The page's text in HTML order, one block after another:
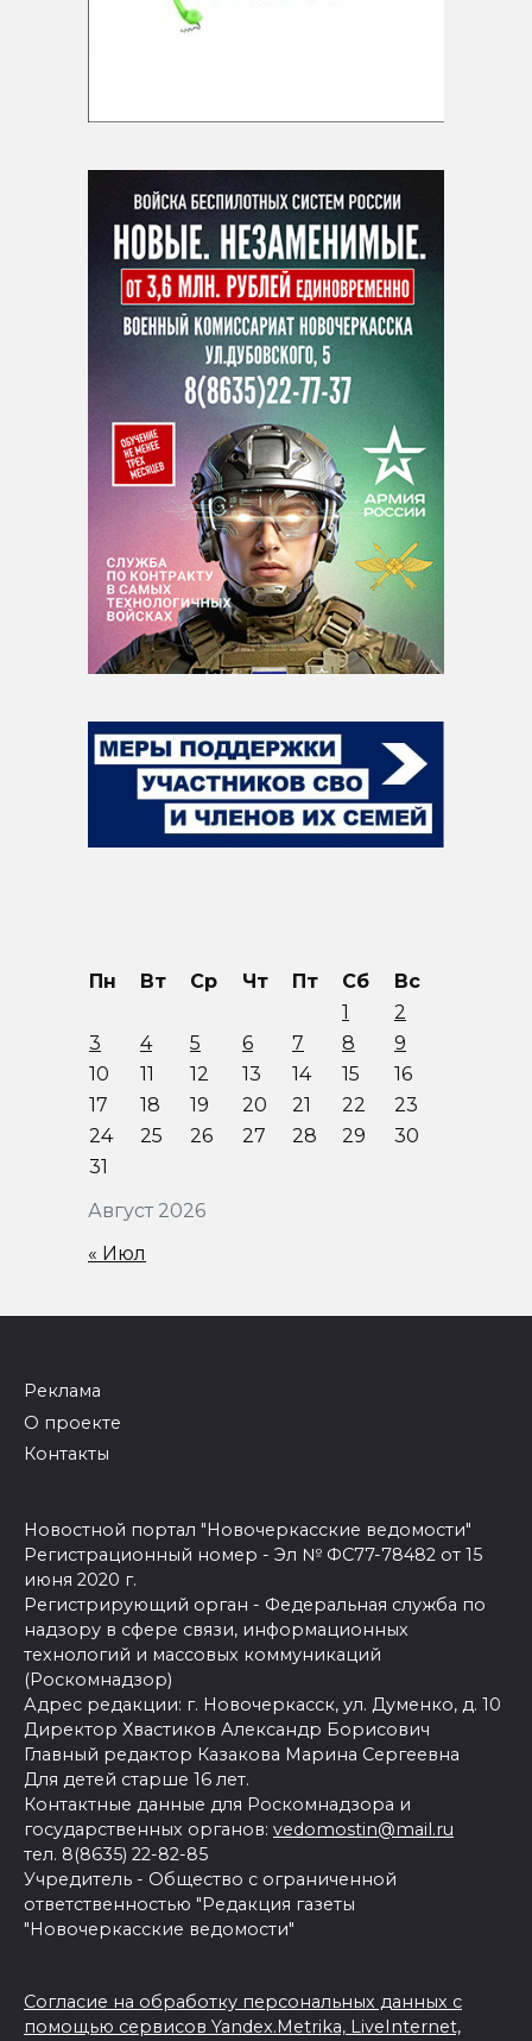
Август 2026
Пн Вт Ср Чт Пт Сб
Вс
1
2
3
4 5 6 7 8
9
10
11 12 13 14 15
16
17
18 19 20 21 22
23
24
25 26 27 28 29
30
31
« Июл
Реклама
О проекте
Контакты
Новостной портал "Новочеркасские ведомости"
Регистрационный номер - Эл № ФС77-78482 от 15
июня 2020 г.
Регистрирующий орган - Федеральная служба по
надзору в сфере связи, информационных
технологий и массовых коммуникаций
(Роскомнадзор)
Адрес редакции: г. Новочеркасск, ул. Думенко, д. 10
Директор Хвастиков Александр Борисович
Главный редактор Казакова Марина Сергеевна
Для детей старше 16 лет.
Контактные данные для Роскомнадзора и
государственных органов: vedomostin@mail.ru
тел. 8(8635) 22-82-85
Учредитель - Общество с ограниченной
ответственностью "Редакция газеты
"Новочеркасские ведомости"
Согласие на обработку персональных данных с
помощью сервисов Yandex.Metrika, LiveInternet,